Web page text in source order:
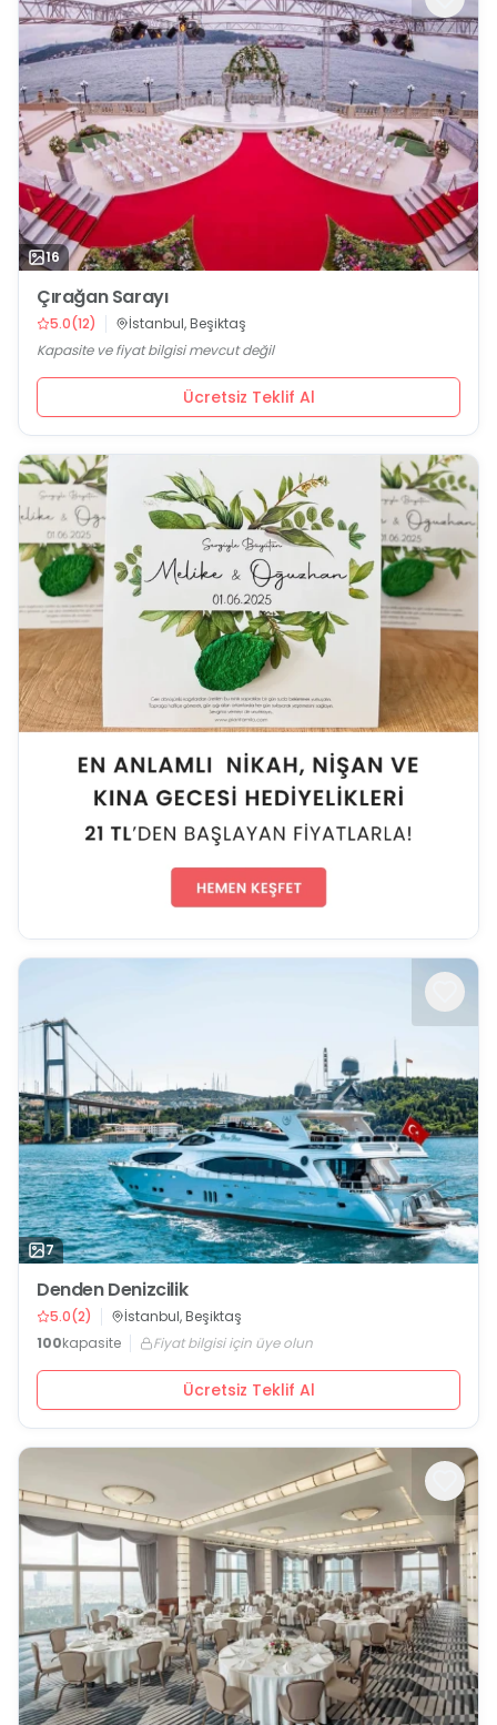
16
Çırağan Sarayı
5.0(12)
İstanbul, Beşiktaş
Kapasite ve fiyat bilgisi mevcut değil
Ücretsiz Teklif Al
7
Denden Denizcilik
5.0(2)
İstanbul, Beşiktaş
100kapasite Fiyat bilgisi için üye olun
Ücretsiz Teklif Al